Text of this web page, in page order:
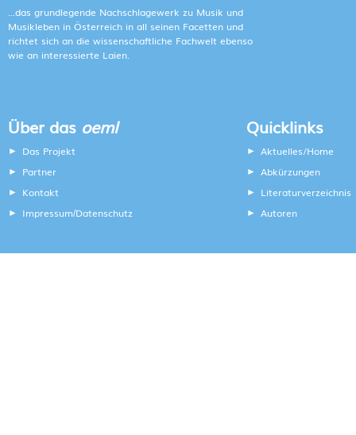
...das grundlegende Nachschlagewerk zu Musik und
Musikleben in Österreich in all seinen Facetten und
richtet sich an die wissenschaftliche Fachwelt ebenso
wie an interessierte Laien.
Über das oeml
Das Projekt
Partner
Kontakt
Impressum/Datenschutz
Quicklinks
Aktuelles/Home
Abkürzungen
Literaturverzeichnis
Autoren